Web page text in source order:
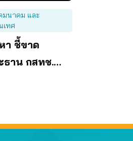
มนาคม และ
เทศ
า ชี้ขาด
าน กสทช.
ว่า มาทำ